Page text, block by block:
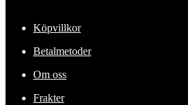
Köpvillkor
Betalmetoder
Om oss
Frakter